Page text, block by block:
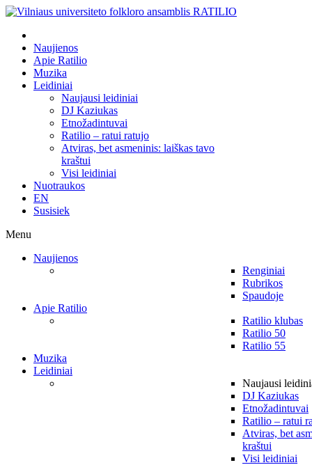
Naujienos
Apie Ratilio
Muzika
Leidiniai
Naujausi leidiniai
DJ Kaziukas
Etnožadintuvai
Ratilio – ratui ratujo
Atviras, bet asmeninis: laiškas tavo
kraštui
Visi leidiniai
Nuotraukos
EN
Susisiek
Menu
Naujienos
Renginiai
Rubrikos
Spaudoje
Apie Ratilio
Ratilio klubas
Ratilio 50
Ratilio 55
Muzika
Leidiniai
Naujausi
DJ Kaziukas
Etnožadintuvai
Ratilio – ratui
Atviras, bet
kraštui
Visi leidiniai